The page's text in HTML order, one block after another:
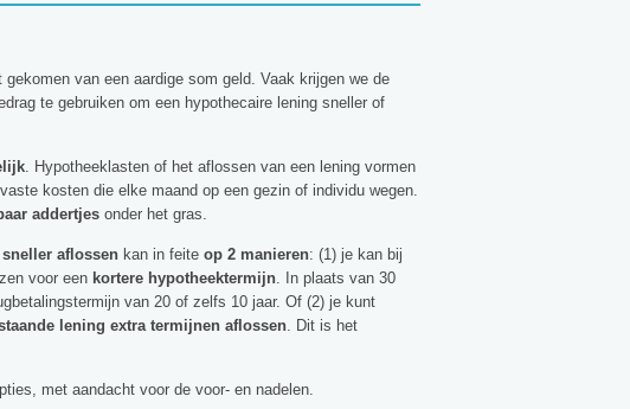
van een aardige som geld. Vaak krijgen we de
te gebruiken om een hypothecaire lening sneller of
. Hypotheeklasten of het aflossen van een lening vormen
kosten die elke maand op een gezin of individu wegen.
addertjes onder het gras.
aflossen kan in feite op 2 manieren: (1) je kan bij
voor een kortere hypotheektermijn. In plaats van 30
van 20 of zelfs 10 jaar. Of (2) je kunt
lening extra termijnen aflossen. Dit is het
met aandacht voor de voor- en nadelen.